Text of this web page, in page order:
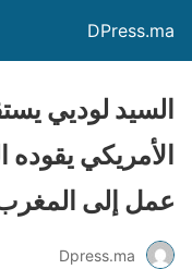
DPress.ma
السيد لوديي
الأمريكي
عمل إلى
Dpress.ma